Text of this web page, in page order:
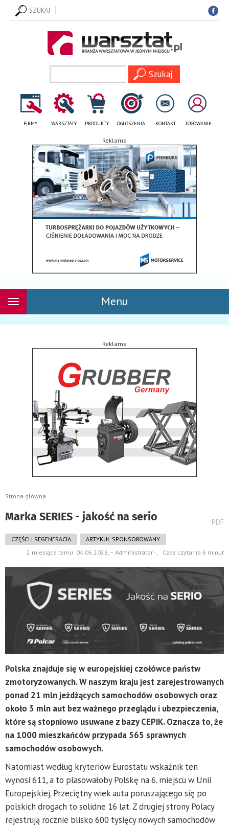
SZUKAJ
FIRMY WARSZTATY PRODUKTY OGŁOSZENIA KONTAKT LOGOWANIE
Reklama
Menu
Rozwiń
Reklama
Strona główna
Marka SERIES - jakość na serio PDF
CZĘŚCI I REGENERACJA
ARTYKUŁ SPONSOROWANY
2 miesiące temu 04.06.2026, ~ Administrator - , Czas czytania 6 minut
Polska znajduje się w europejskiej czołówce państw
zmotoryzowanych. W naszym kraju jest zarejestrowanych
ponad 21 mln jeżdżących samochodów osobowych oraz
około 3 mln aut bez ważnego przeglądu i ubezpieczenia,
które są stopniowo usuwane z bazy CEPIK. Oznacza to, że
na 1000 mieszkańców przypada 565 sprawnych
samochodów osobowych.
Natomiast według kryteriów Eurostatu wskaźnik ten
wynosi 611, a to plasowałoby Polskę na 6. miejscu w Unii
Europejskiej. Przeciętny wiek auta poruszającego się po
polskich drogach to solidne 16 lat. Z drugiej strony Polacy
rejestrują rocznie blisko 600 tysięcy nowych samochodów